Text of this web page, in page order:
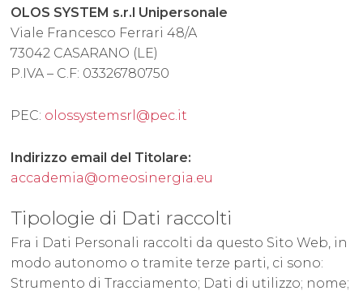
OLOS SYSTEM s.r.l Unipersonale
Viale Francesco Ferrari 48/A
73042 CASARANO (LE)
P.IVA – C.F: 03326780750
PEC: olossystemsrl@pec.it
Indirizzo email del Titolare:
accademia@omeosinergia.eu
Tipologie di Dati raccolti
Fra i Dati Personali raccolti da questo Sito Web, in
modo autonomo o tramite terze parti, ci sono:
Strumento di Tracciamento; Dati di utilizzo; nome;